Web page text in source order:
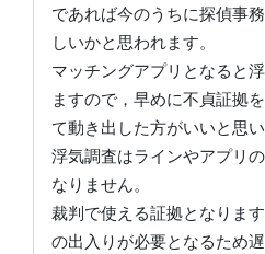
であれば今のうちに探偵事
しいかと思われます。
マッチングアプリとなると
ますので，早めに不貞証拠
て動き出した方がいいと思い
浮気調査はラインやアプリ
なりません。
裁判で使える証拠となりま
の出入りが必要となるため